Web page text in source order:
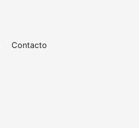
Contacto